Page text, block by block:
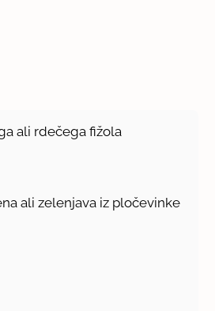
ali rdečega fižola
ali zelenjava iz pločevinke